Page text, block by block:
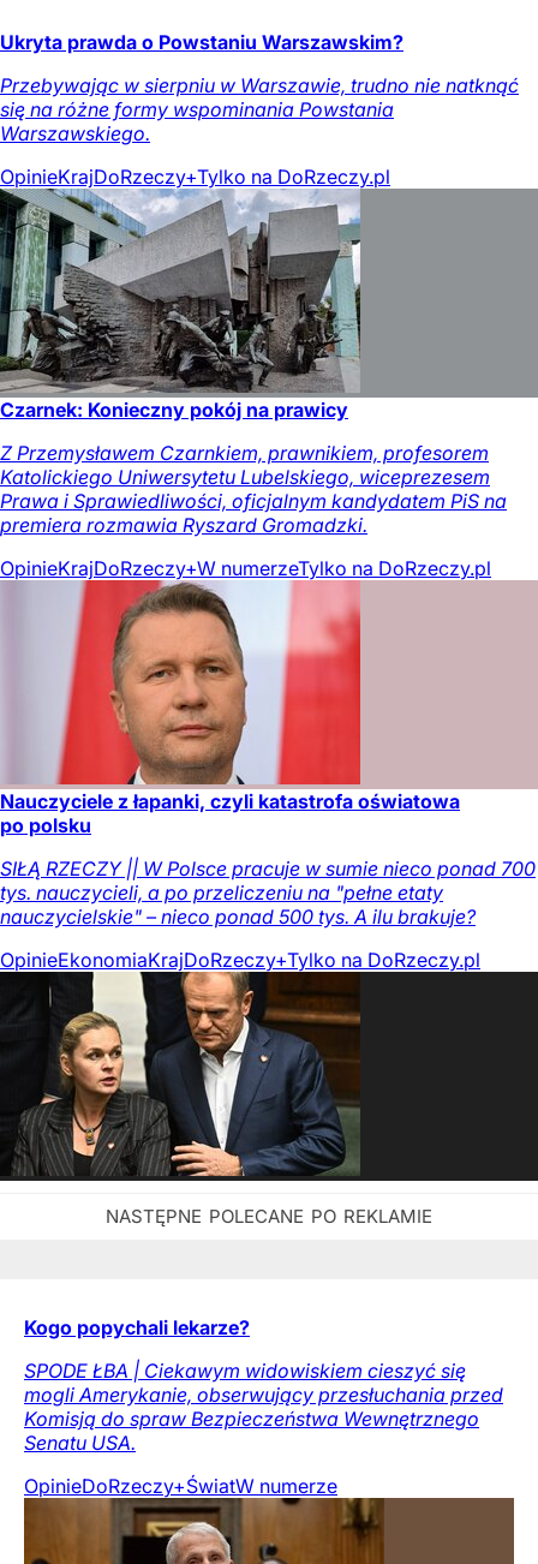
Ukryta prawda o Powstaniu Warszawskim?
Przebywając w sierpniu w Warszawie, trudno nie natknąć
się na różne formy wspominania Powstania
Warszawskiego.
OpinieKrajDoRzeczy+Tylko na DoRzeczy.pl
Czarnek: Konieczny pokój na prawicy
Z Przemysławem Czarnkiem, prawnikiem, profesorem
Katolickiego Uniwersytetu Lubelskiego, wiceprezesem
Prawa i Sprawiedliwości, oficjalnym kandydatem PiS na
premiera rozmawia Ryszard Gromadzki.
OpinieKrajDoRzeczy+W numerzeTylko na DoRzeczy.pl
Nauczyciele z łapanki, czyli katastrofa oświatowa
po polsku
SIŁĄ RZECZY || W Polsce pracuje w sumie nieco ponad 700
tys. nauczycieli, a po przeliczeniu na "pełne etaty
nauczycielskie" – nieco ponad 500 tys. A ilu brakuje?
OpinieEkonomiaKrajDoRzeczy+Tylko na DoRzeczy.pl
Kogo popychali lekarze?
SPODE ŁBA | Ciekawym widowiskiem cieszyć się
mogli Amerykanie, obserwujący przesłuchania przed
Komisją do spraw Bezpieczeństwa Wewnętrznego
Senatu USA.
OpinieDoRzeczy+ŚwiatW numerze